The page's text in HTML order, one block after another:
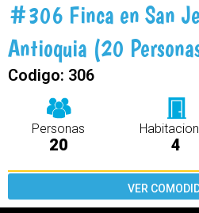
o
k
g
a
m
b
#306 Finca en San
Antioquia (20
Codigo: 306
Personas
20 4
VER